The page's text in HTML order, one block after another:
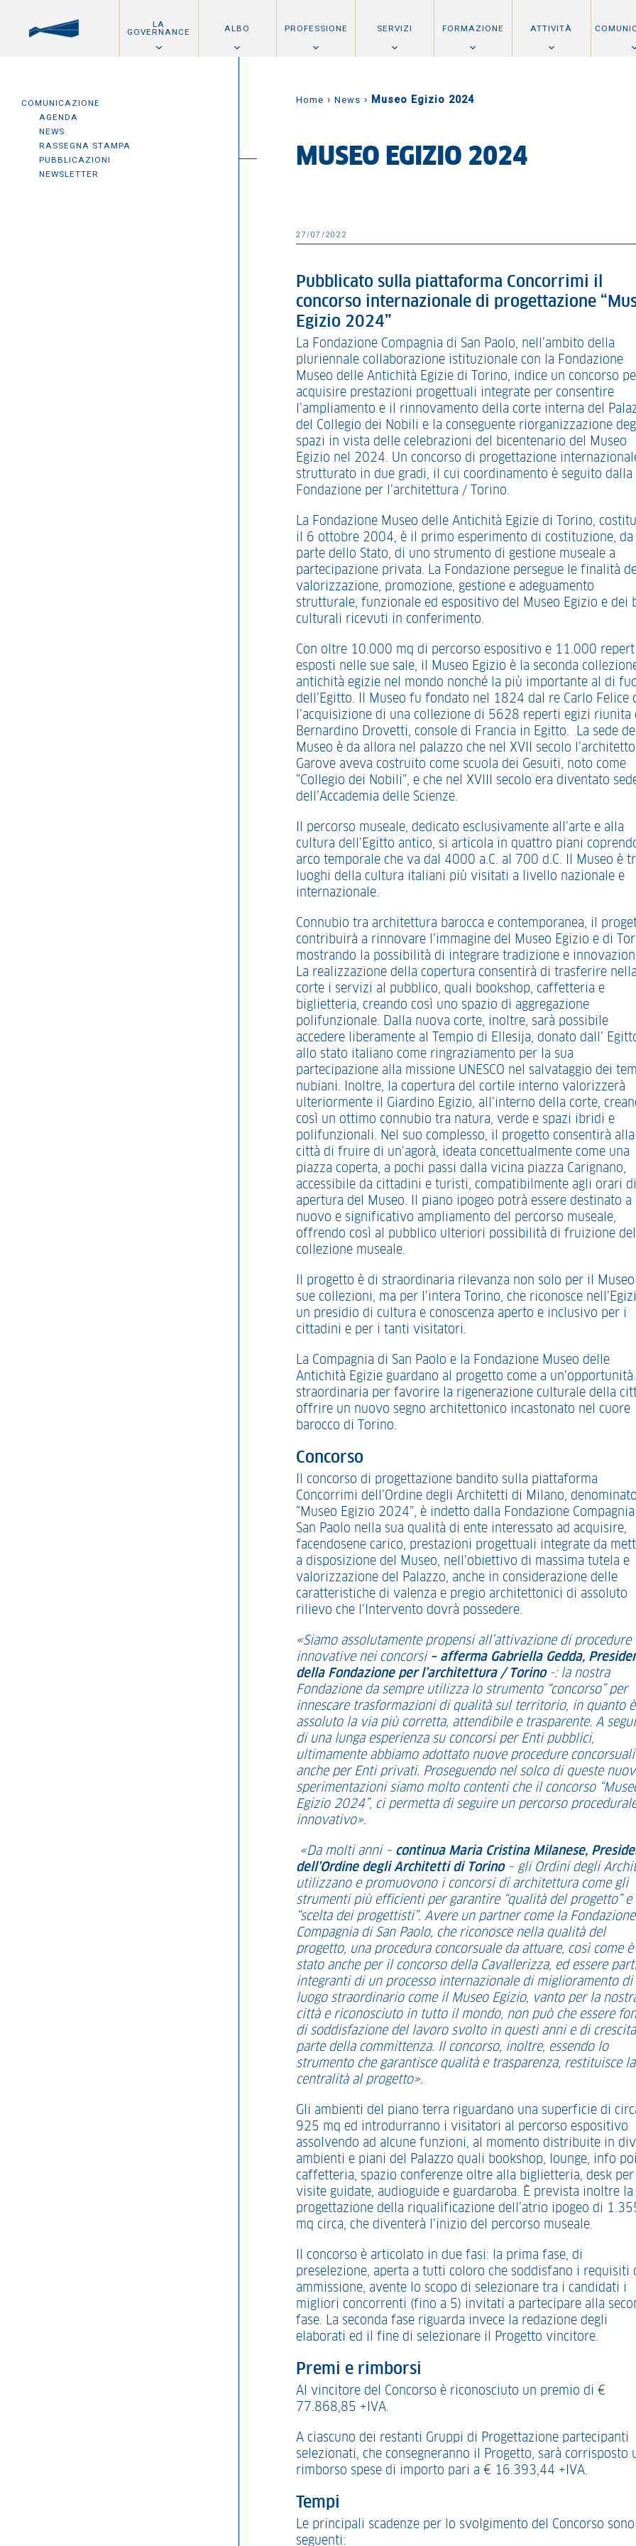
LA
GOVERNANCE ALBO PROFESSIONE SERVIZI FORMAZIONE ATTIVITÀ
COMUNICAZIONE
AGENDA
NEWS
RASSEGNA STAMPA
PUBBLICAZIONI
NEWSLETTER
Home › News › Museo Egizio 2024
MUSEO EGIZIO 2024
27/07/2022
Pubblicato sulla piattaforma Concorrimi il
concorso internazionale di progettazione
Egizio 2024”
La Fondazione Compagnia di San Paolo, nell’ambito della
pluriennale collaborazione istituzionale con la Fondazione
Museo delle Antichità Egizie di Torino, indice un concorso
acquisire prestazioni progettuali integrate per consentire
l’ampliamento e il rinnovamento della corte interna del
del Collegio dei Nobili e la conseguente riorganizzazione
spazi in vista delle celebrazioni del bicentenario del Museo
Egizio nel 2024. Un concorso di progettazione
strutturato in due gradi, il cui coordinamento è seguito dalla
Fondazione per l’architettura / Torino.
La Fondazione Museo delle Antichità Egizie di Torino,
il 6 ottobre 2004, è il primo esperimento di costituzione, da
parte dello Stato, di uno strumento di gestione museale a
partecipazione privata. La Fondazione persegue le finalità
valorizzazione, promozione, gestione e adeguamento
strutturale, funzionale ed espositivo del Museo Egizio e dei
culturali ricevuti in conferimento.
Con oltre 10.000 mq di percorso espositivo e 11.000 reperti
esposti nelle sue sale, il Museo Egizio è la seconda
antichità egizie nel mondo nonché la più importante al di
dell’Egitto. Il Museo fu fondato nel 1824 dal re Carlo Felice
l’acquisizione di una collezione di 5628 reperti egizi riunita
Bernardino Drovetti, console di Francia in Egitto. La sede del
Museo è da allora nel palazzo che nel XVII secolo l’architetto
Garove aveva costruito come scuola dei Gesuiti, noto come
“Collegio dei Nobili”, e che nel XVIII secolo era diventato
dell’Accademia delle Scienze.
Il percorso museale, dedicato esclusivamente all’arte e alla
cultura dell’Egitto antico, si articola in quattro piani
arco temporale che va dal 4000 a.C. al 700 d.C. Il Museo è
luoghi della cultura italiani più visitati a livello nazionale e
internazionale.
Connubio tra architettura barocca e contemporanea, il
contribuirà a rinnovare l’immagine del Museo Egizio e di
mostrando la possibilità di integrare tradizione e
La realizzazione della copertura consentirà di trasferire nella
corte i servizi al pubblico, quali bookshop, caffetteria e
biglietteria, creando così uno spazio di aggregazione
polifunzionale. Dalla nuova corte, inoltre, sarà possibile
accedere liberamente al Tempio di Ellesija, donato dall’
allo stato italiano come ringraziamento per la sua
partecipazione alla missione UNESCO nel salvataggio dei
nubiani. Inoltre, la copertura del cortile interno valorizzerà
ulteriormente il Giardino Egizio, all’interno della corte,
così un ottimo connubio tra natura, verde e spazi ibridi e
polifunzionali. Nel suo complesso, il progetto consentirà alla
città di fruire di un’agorà, ideata concettualmente come una
piazza coperta, a pochi passi dalla vicina piazza Carignano,
accessibile da cittadini e turisti, compatibilmente agli orari di
apertura del Museo. Il piano ipogeo potrà essere destinato a
nuovo e significativo ampliamento del percorso museale,
offrendo così al pubblico ulteriori possibilità di fruizione
collezione museale.
Il progetto è di straordinaria rilevanza non solo per il
sue collezioni, ma per l’intera Torino, che riconosce
un presidio di cultura e conoscenza aperto e inclusivo per i
cittadini e per i tanti visitatori.
La Compagnia di San Paolo e la Fondazione Museo delle
Antichità Egizie guardano al progetto come a un’opportunità
straordinaria per favorire la rigenerazione culturale della
offrire un nuovo segno architettonico incastonato nel cuore
barocco di Torino.
Concorso
Il concorso di progettazione bandito sulla piattaforma
Concorrimi dell’Ordine degli Architetti di Milano, denominato
“Museo Egizio 2024”, è indetto dalla Fondazione
San Paolo nella sua qualità di ente interessato ad acquisire,
facendosene carico, prestazioni progettuali integrate da
a disposizione del Museo, nell’obiettivo di massima tutela e
valorizzazione del Palazzo, anche in considerazione delle
caratteristiche di valenza e pregio architettonici di assoluto
rilievo che l’Intervento dovrà possedere.
«Siamo assolutamente propensi all’attivazione di procedure
innovative nei concorsi – afferma Gabriella Gedda,
della Fondazione per l’architettura / Torino-: la nostra
Fondazione da sempre utilizza lo strumento “concorso” per
innescare trasformazioni di qualità sul territorio, in quanto
assoluto la via più corretta, attendibile e trasparente. A
di una lunga esperienza su concorsi per Enti pubblici,
ultimamente abbiamo adottato nuove procedure concorsuali
anche per Enti privati. Proseguendo nel solco di queste
sperimentazioni siamo molto contenti che il concorso
Egizio 2024”, ci permetta di seguire un percorso
innovativo».
«Da molti anni – continua Maria Cristina Milanese,
dell’Ordine degli Architetti di Torino – gli Ordini degli
utilizzano e promuovono i concorsi di architettura come gli
strumenti più efficienti per garantire “qualità del progetto” e
“scelta dei progettisti”. Avere un partner come la Fondazione
Compagnia di San Paolo, che riconosce nella qualità del
progetto, una procedura concorsuale da attuare, così come è
stato anche per il concorso della Cavallerizza, ed essere
integranti di un processo internazionale di miglioramento di
luogo straordinario come il Museo Egizio, vanto per la
città e riconosciuto in tutto il mondo, non può che essere
di soddisfazione del lavoro svolto in questi anni e di
parte della committenza. Il concorso, inoltre, essendo lo
strumento che garantisce qualità e trasparenza, restituisce la
centralità al progetto».
Gli ambienti del piano terra riguardano una superficie di
925 mq ed introdurranno i visitatori al percorso espositivo
assolvendo ad alcune funzioni, al momento distribuite in
ambienti e piani del Palazzo quali bookshop, lounge, info
caffetteria, spazio conferenze oltre alla biglietteria, desk per
visite guidate, audioguide e guardaroba. È prevista inoltre la
progettazione della riqualificazione dell’atrio ipogeo di
mq circa, che diventerà l’inizio del percorso museale.
Il concorso è articolato in due fasi: la prima fase, di
preselezione, aperta a tutti coloro che soddisfano i requisiti
ammissione, avente lo scopo di selezionare tra i candidati i
migliori concorrenti (fino a 5) invitati a partecipare alla
fase. La seconda fase riguarda invece la redazione degli
elaborati ed il fine di selezionare il Progetto vincitore.
Premi e rimborsi
Al vincitore del Concorso è riconosciuto un premio di €
77.868,85 +IVA.
A ciascuno dei restanti Gruppi di Progettazione partecipanti
selezionati, che consegneranno il Progetto, sarà corrisposto
rimborso spese di importo pari a € 16.393,44 +IVA.
Tempi
Le principali scadenze per lo svolgimento del Concorso
seguenti: